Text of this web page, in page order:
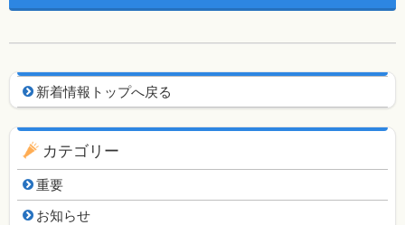
新着情報用ナビゲーション
新着情報トップへ戻る
カテゴリー
重要
お知らせ